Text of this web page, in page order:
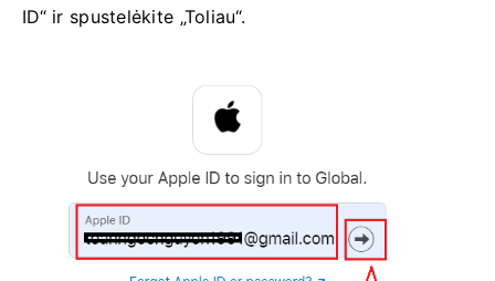
ID“ ir spustelėkite „Toliau“.